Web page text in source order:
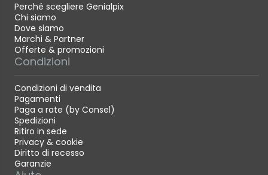
Perché scegliere Genialpix
Chi siamo
Dove siamo
Marchi & Partner
Offerte & promozioni
Condizioni
Condizioni di vendita
Pagamenti
Paga a rate (by Consel)
Spedizioni
Ritiro in sede
Privacy & cookie
Diritto di recesso
Garanzie